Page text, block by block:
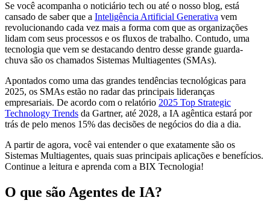
Se você acompanha o noticiário tech ou até o nosso blog, está
cansado de saber que a Inteligência Artificial Generativa vem
revolucionando cada vez mais a forma com que as organizações
lidam com seus processos e os fluxos de trabalho. Contudo, uma
tecnologia que vem se destacando dentro desse grande guarda-
chuva são os chamados Sistemas Multiagentes (SMAs).
Apontados como uma das grandes tendências tecnológicas para
2025, os SMAs estão no radar das principais lideranças
empresariais. De acordo com o relatório 2025 Top Strategic
Technology Trends da Gartner, até 2028, a IA agêntica estará por
trás de pelo menos 15% das decisões de negócios do dia a dia.
A partir de agora, você vai entender o que exatamente são os
Sistemas Multiagentes, quais suas principais aplicações e benefícios.
Continue a leitura e aprenda com a BIX Tecnologia!
O que são Agentes de IA?